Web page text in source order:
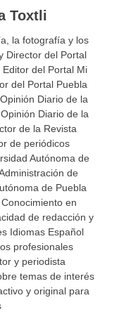
Toxtli
la fotografía y los
Director del Portal
del Portal Mi
del Portal Puebla
Diario de la
Diario de la
de la Revista
de periódicos
Autónoma de
de
de Puebla
en
de redacción y
Idiomas Español
profesionales
y periodista
temas de interés
y original para